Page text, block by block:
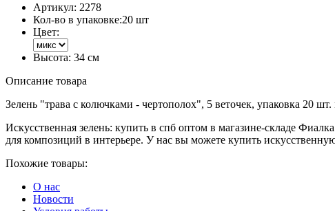
Артикул: 2278
Кол-во в упаковке:20 шт
Цвет:
Высота: 34 см
Описание товара
Зелень "трава с колючками - чертополох", 5 веточек, упаковка 20
Искусственная зелень: купить в спб оптом в магазине-складе
для композиций в интерьере. У нас вы можете купить
Похожие товары:
О нас
Новости